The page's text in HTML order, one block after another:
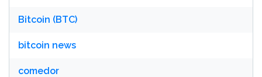
Bitcoin (BTC)
bitcoin news
comedor